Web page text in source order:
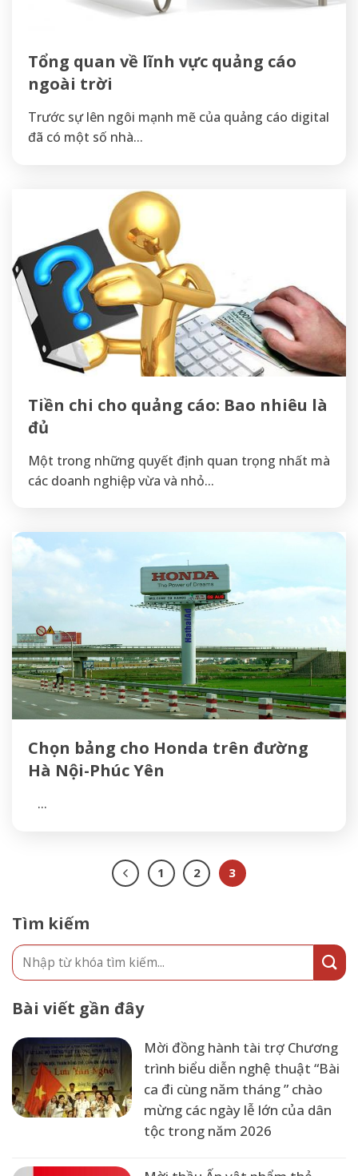
Tổng quan về lĩnh vực quảng cáo
ngoài trời
Trước sự lên ngôi mạnh mẽ của quảng cáo digital
đã có một số nhà...
Tiền chi cho quảng cáo: Bao nhiêu là
đủ
Một trong những quyết định quan trọng nhất mà
các doanh nghiệp vừa và nhỏ...
Chọn bảng cho Honda trên đường
Hà Nội-Phúc Yên
...
1 2 3
Tìm kiếm
Bài viết gần đây
Mời đồng hành tài trợ Chương
trình biểu diễn nghệ thuật “Bài
ca đi cùng năm tháng ” chào
mừng các ngày lễ lớn của dân
tộc trong năm 2026